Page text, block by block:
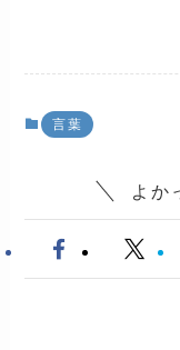
言葉
よか